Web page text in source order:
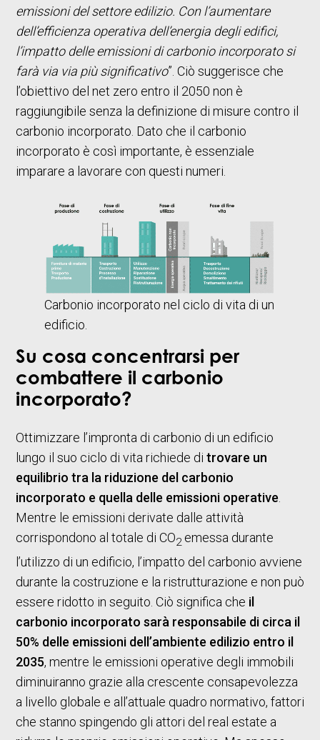
emissioni del settore edilizio. Con l’aumentare
dell’efficienza operativa dell’energia degli edifici,
l’impatto delle emissioni di carbonio incorporato si
farà via via più significativo”. Ciò suggerisce che
l’obiettivo del net zero entro il 2050 non è
raggiungibile senza la definizione di misure contro il
carbonio incorporato. Dato che il carbonio
incorporato è così importante, è essenziale
imparare a lavorare con questi numeri.
Carbonio incorporato nel ciclo di vita di un
edificio.
Su cosa concentrarsi per
combattere il carbonio
incorporato?
Ottimizzare l’impronta di carbonio di un edificio
lungo il suo ciclo di vita richiede di trovare un
equilibrio tra la riduzione del carbonio
incorporato e quella delle emissioni operative
Mentre le emissioni derivate dalle attività
corrispondono al totale di CO2 emessa durante
l’utilizzo di un edificio, l’impatto del carbonio avviene
durante la costruzione e la ristrutturazione e non può
essere ridotto in seguito. Ciò significa che il
carbonio incorporato sarà responsabile di circa il
50% delle emissioni dell’ambiente edilizio entro il
2035, mentre le emissioni operative degli immobili
diminuiranno grazie alla crescente consapevolezza
a livello globale e all’attuale quadro normativo, fattori
che stanno spingendo gli attori del real estate a